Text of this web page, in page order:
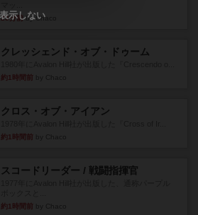
23分前by Chaco
クレッシェンド・オブ・ドゥーム
約1時間前
クロス・オブ・アイアン
約1時間前
スコードリーダー / 戦闘指揮官
約1時間前
示しない